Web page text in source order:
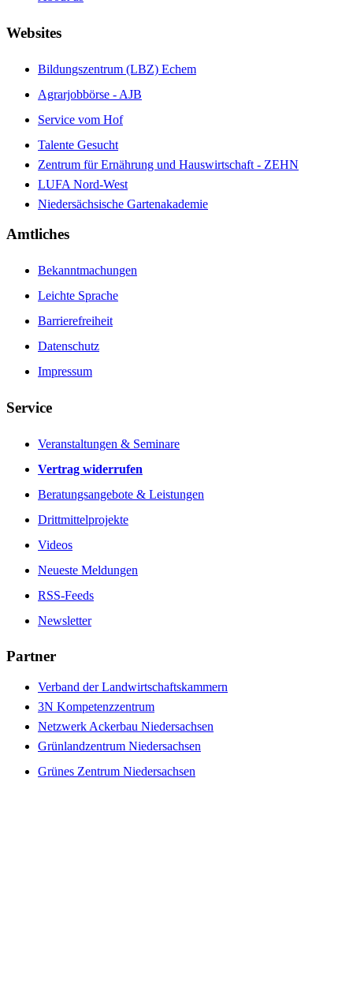
Websites
Bildungszentrum (LBZ) Echem
Agrarjobbörse - AJB
Service vom Hof
Talente Gesucht
Zentrum für Ernährung und Hauswirtschaft - ZEHN
LUFA Nord-West
Niedersächsische Gartenakademie
Amtliches
Bekanntmachungen
Leichte Sprache
Barrierefreiheit
Datenschutz
Impressum
Service
Veranstaltungen & Seminare
Vertrag widerrufen
Beratungsangebote & Leistungen
Drittmittelprojekte
Videos
Neueste Meldungen
RSS-Feeds
Newsletter
Partner
Verband der Landwirtschaftskammern
3N Kompetenzzentrum
Netzwerk Ackerbau Niedersachsen
Grünlandzentrum Niedersachsen
Grünes Zentrum Niedersachsen